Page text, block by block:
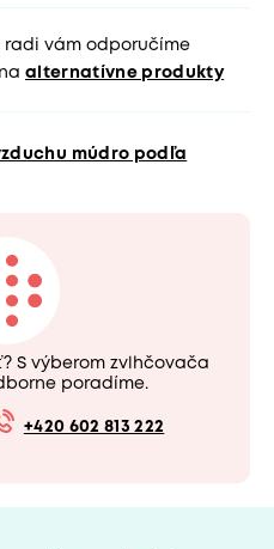
radi vám odporučíme
alternatívne produkty
múdro podľa
S výberom zvlhčovača
poradíme.
+420 602 813 222